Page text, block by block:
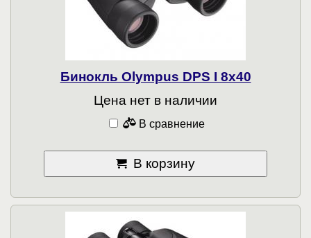
Бинокль Olympus DPS I 8x40
Цена нет в наличии
В сравнение
В корзину